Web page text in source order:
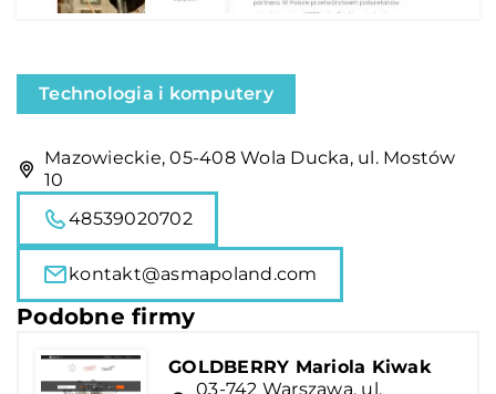
Technologia i komputery
Mazowieckie, 05-408 Wola Ducka, ul. Mostów
10
48539020702
kontakt@asmapoland.com
Podobne firmy
GOLDBERRY Mariola Kiwak
03-742 Warszawa, ul.